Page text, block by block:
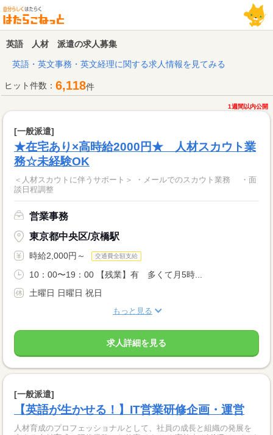
英語 人材 派遣の求人募集
英語・英文事務・英文経理に関する求人情報を見てみる
ヒット件数： 6,118件
1週間以内公開
[一般派遣]
★在宅あり×高時給2000円★ 人材スカウト業
務☆未経験OK
＜人材スカウトに伴うサポート＞ ・メールでのスカウト業務 ・面
談日程調整
営業事務
東京都中央区/京橋駅
時給2,000円～ 交通費全額支給
10：00〜19：00 【残業】有 多くて月5時...
土曜日 日曜日 祝日
もっと見る
求人詳細を見る
[一般派遣]
【英語が生かせる！】IT営業研修企画・運営
人材育成のプロフェッショナルとして、社員の成長と組織の発展を